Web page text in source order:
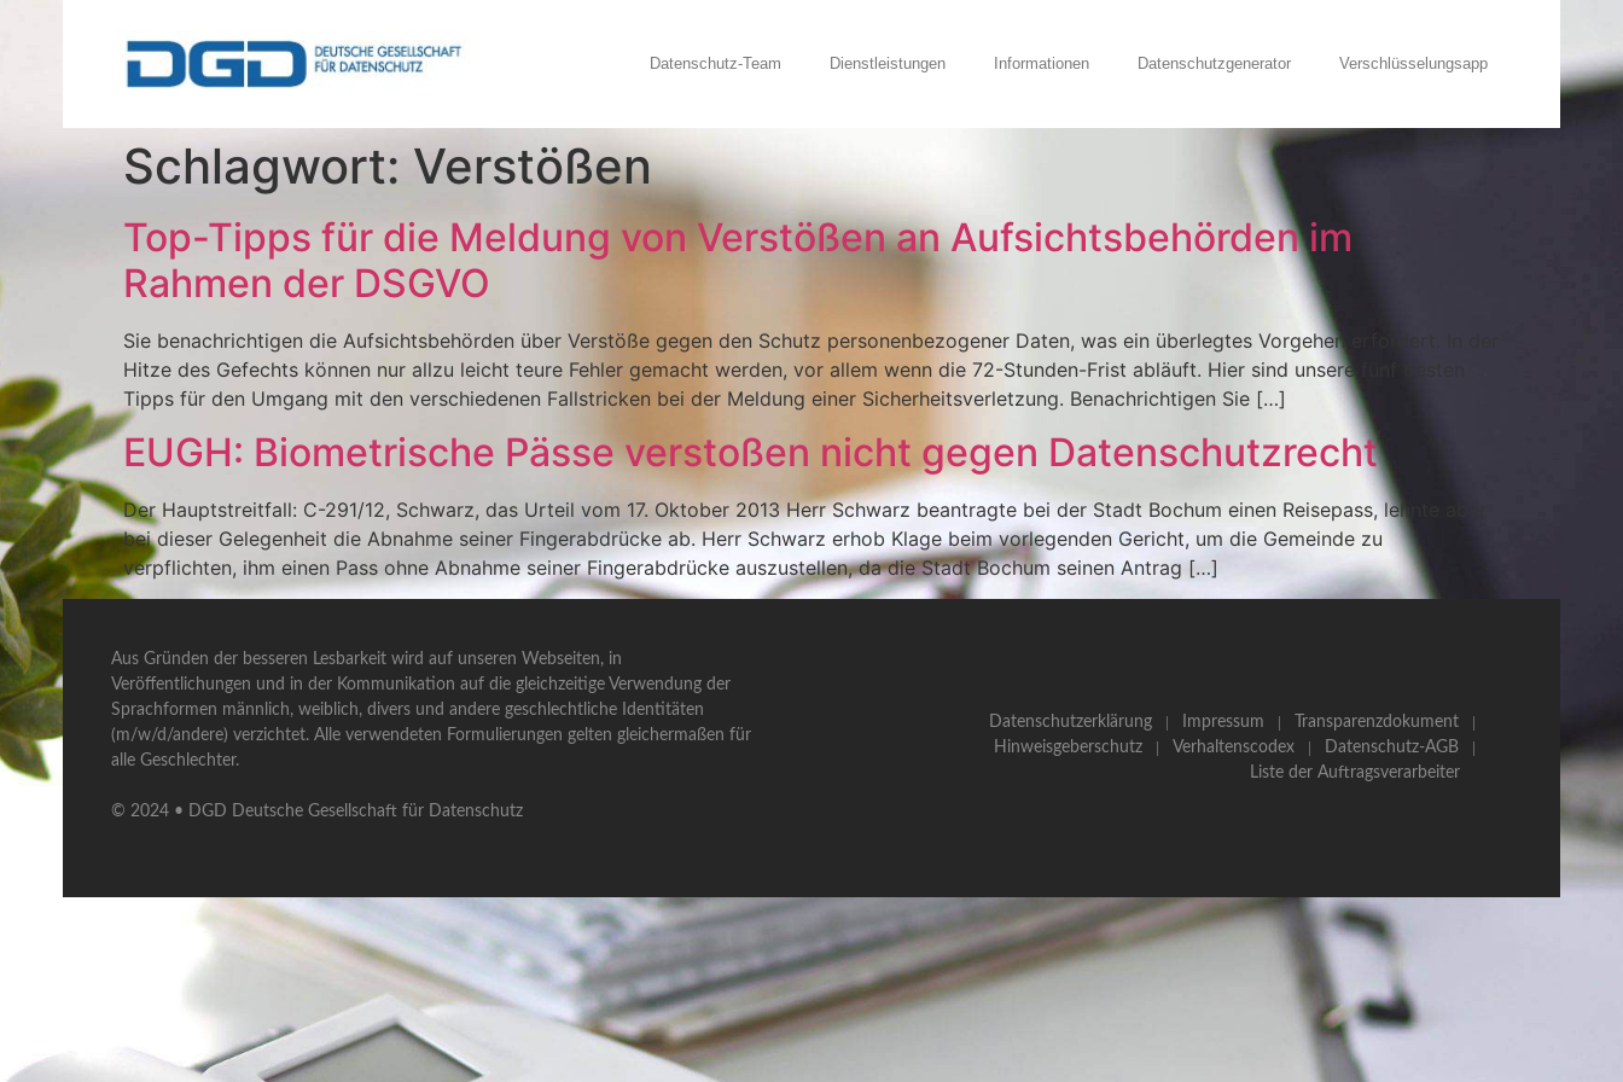
Datenschutz-Team Dienstleistungen Informationen Datenschutzgenerator Verschlüsselungsapp
Schlagwort: Verstößen
Top-Tipps für die Meldung von Verstößen an Aufsichtsbehörden im
Rahmen der DSGVO
Sie benachrichtigen die Aufsichtsbehörden über Verstöße gegen den Schutz personenbezogener Daten, was ein überlegtes Vorgehen erfordert. In der
Hitze des Gefechts können nur allzu leicht teure Fehler gemacht werden, vor allem wenn die 72-Stunden-Frist abläuft. Hier sind unsere fünf besten
Tipps für den Umgang mit den verschiedenen Fallstricken bei der Meldung einer Sicherheitsverletzung. Benachrichtigen Sie […]
EUGH: Biometrische Pässe verstoßen nicht gegen Datenschutzrecht
Der Hauptstreitfall: C-291/12, Schwarz, das Urteil vom 17. Oktober 2013 Herr Schwarz beantragte bei der Stadt Bochum einen Reisepass, lehnte aber
bei dieser Gelegenheit die Abnahme seiner Fingerabdrücke ab. Herr Schwarz erhob Klage beim vorlegenden Gericht, um die Gemeinde zu
verpflichten, ihm einen Pass ohne Abnahme seiner Fingerabdrücke auszustellen, da die Stadt Bochum seinen Antrag […]
Aus Gründen der besseren Lesbarkeit wird auf unseren Webseiten, in
Veröffentlichungen und in der Kommunikation auf die gleichzeitige Verwendung der
Sprachformen männlich, weiblich, divers und andere geschlechtliche Identitäten
(m/w/d/andere) verzichtet. Alle verwendeten Formulierungen gelten gleichermaßen für
alle Geschlechter.
© 2024 • DGD Deutsche Gesellschaft für Datenschutz
Datenschutzerklärung Impressum
Transparenzdokument
Hinweisgeberschutz
Verhaltenscodex
Datenschutz-AGB
Liste der Auftragsverarbeiter